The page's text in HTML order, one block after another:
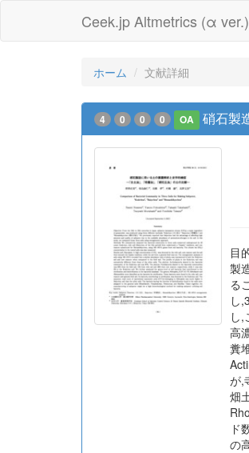
Ceek.jp Altmetrics (α ver.)
ホーム 文献詳細
4 0 0 0 OA 硝石製
目
製
る
し
し
高
糞
が,
畑
ド
の